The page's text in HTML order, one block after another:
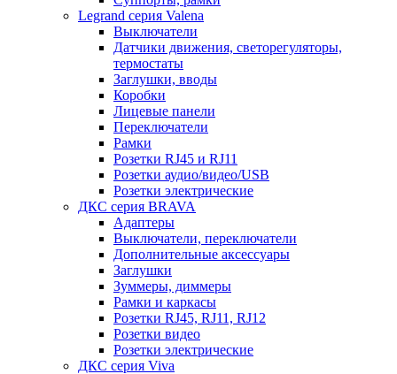
Legrand серия Valena
Выключатели
Датчики движения, светорегуляторы,
термостаты
Заглушки, вводы
Коробки
Лицевые панели
Переключатели
Рамки
Розетки RJ45 и RJ11
Розетки аудио/видео/USB
Розетки электрические
ДКС серия BRAVA
Адаптеры
Выключатели, переключатели
Дополнительные аксессуары
Заглушки
Зуммеры, диммеры
Рамки и каркасы
Розетки RJ45, RJ11, RJ12
Розетки видео
Розетки электрические
ДКС серия Viva